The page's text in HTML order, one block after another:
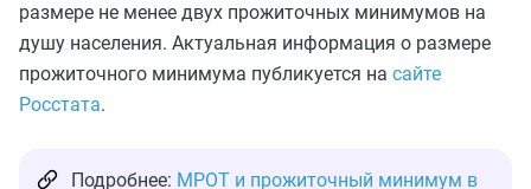
размере не менее двух прожиточных минимумов на
душу населения. Актуальная информация о размере
прожиточного минимума публикуется на сайте
Росстата.
Подробнее: МРОТ и прожиточный минимум в